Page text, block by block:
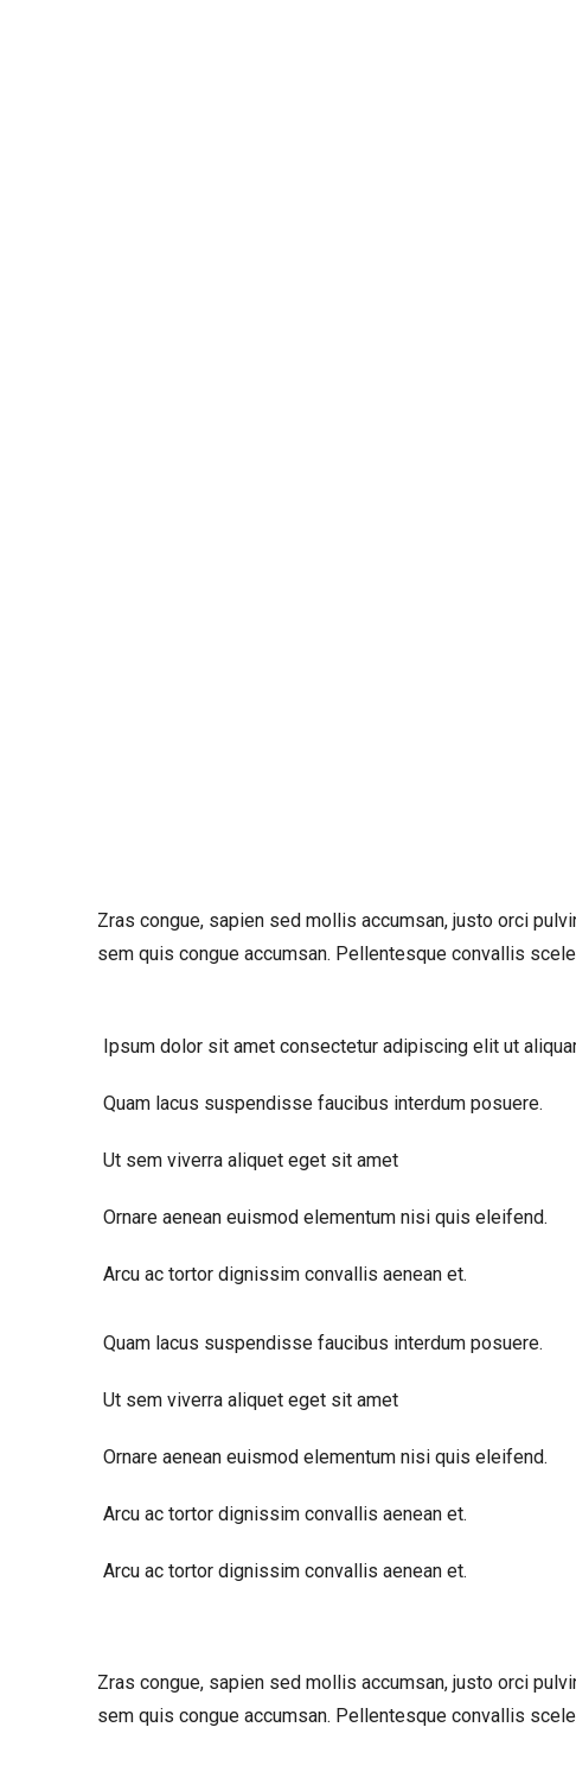
Zras congue, sapien sed mollis accumsan, justo orci
sem quis congue accumsan. Pellentesque convallis
Ipsum dolor sit amet consectetur adipiscing elit ut
Quam lacus suspendisse faucibus interdum posuere.
Ut sem viverra aliquet eget sit amet
Ornare aenean euismod elementum nisi quis eleifend.
Arcu ac tortor dignissim convallis aenean et.
Quam lacus suspendisse faucibus interdum posuere.
Ut sem viverra aliquet eget sit amet
Ornare aenean euismod elementum nisi quis eleifend.
Arcu ac tortor dignissim convallis aenean et.
Arcu ac tortor dignissim convallis aenean et.
Zras congue, sapien sed mollis accumsan, justo orci
sem quis congue accumsan. Pellentesque convallis